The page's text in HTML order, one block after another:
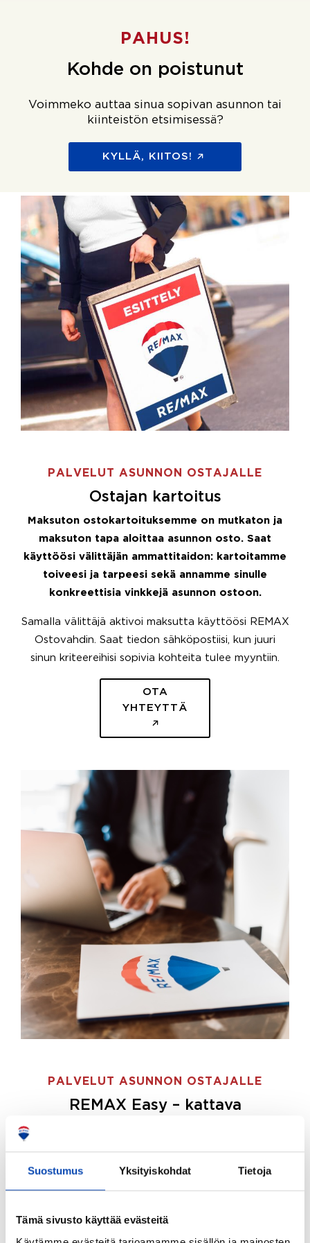
Suostumus Yksityiskohdat Tietoja
Tämä sivusto käyttää evästeitä
PAHUS!
Kohde on poistunut
Voimmeko auttaa sinua sopivan asunnon tai
kiinteistön etsimisessä?
KYLLÄ, KIITOS!
PALVELUT ASUNNON OSTAJALLE
Ostajan kartoitus
Maksuton ostokartoituksemme on mutkaton ja
maksuton tapa aloittaa asunnon osto. Saat
käyttöösi välittäjän ammattitaidon: kartoitamme
toiveesi ja tarpeesi sekä annamme sinulle
konkreettisia vinkkejä asunnon ostoon.
Samalla välittäjä aktivoi maksutta käyttöösi REMAX
Ostovahdin. Saat tiedon sähköpostiisi, kun juuri
sinun kriteereihisi sopivia kohteita tulee myyntiin.
OTA
YHTEYTTÄ
PALVELUT ASUNNON OSTAJALLE
REMAX Easy – kattava
ostajille.
Tee ostotoimeksianto ja etsimme juuri